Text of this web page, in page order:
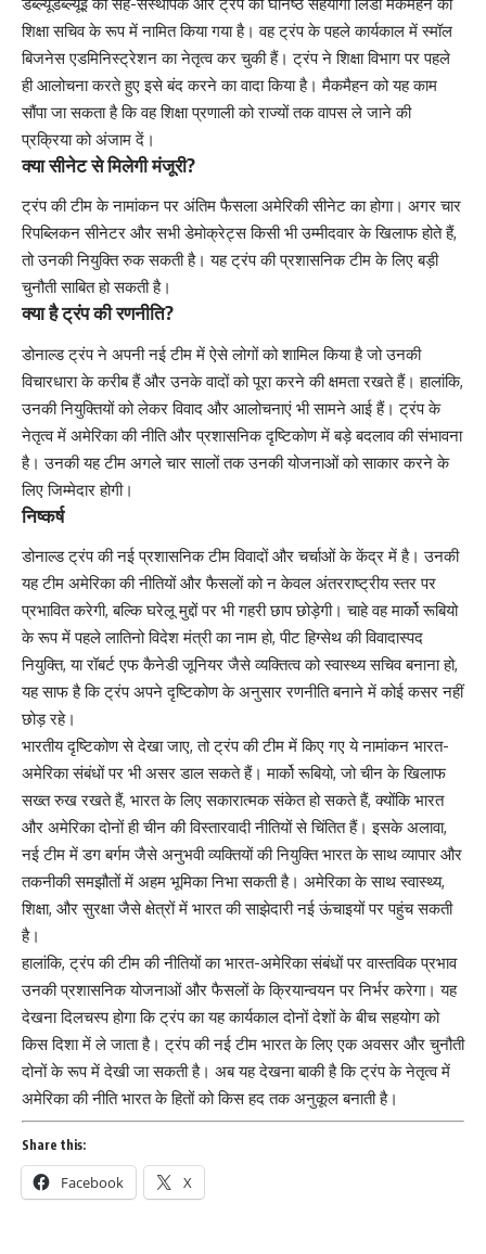
शिक्षा सचिव के रूप में नामित किया गया है। वह ट्रंप के पहले कार्यकाल में स्मॉल
बिजनेस एडमिनिस्ट्रेशन का नेतृत्व कर चुकी हैं। ट्रंप ने शिक्षा विभाग पर पहले
ही आलोचना करते हुए इसे बंद करने का वादा किया है। मैकमैहन को यह काम
सौंपा जा सकता है कि वह शिक्षा प्रणाली को राज्यों तक वापस ले जाने की
प्रक्रिया को अंजाम दें।
क्या सीनेट से मिलेगी मंजूरी?
ट्रंप की टीम के नामांकन पर अंतिम फैसला अमेरिकी सीनेट का होगा। अगर चार
रिपब्लिकन सीनेटर और सभी डेमोक्रेट्स किसी भी उम्मीदवार के खिलाफ होते हैं,
तो उनकी नियुक्ति रुक सकती है। यह ट्रंप की प्रशासनिक टीम के लिए बड़ी
चुनौती साबित हो सकती है।
क्या है ट्रंप की रणनीति?
डोनाल्ड ट्रंप ने अपनी नई टीम में ऐसे लोगों को शामिल किया है जो उनकी
विचारधारा के करीब हैं और उनके वादों को पूरा करने की क्षमता रखते हैं। हालांकि,
उनकी नियुक्तियों को लेकर विवाद और आलोचनाएं भी सामने आई हैं। ट्रंप के
नेतृत्व में अमेरिका की नीति और प्रशासनिक दृष्टिकोण में बड़े बदलाव की संभावना
है। उनकी यह टीम अगले चार सालों तक उनकी योजनाओं को साकार करने के
लिए जिम्मेदार होगी।
निष्कर्ष
डोनाल्ड ट्रंप की नई प्रशासनिक टीम विवादों और चर्चाओं के केंद्र में है। उनकी
यह टीम अमेरिका की नीतियों और फैसलों को न केवल अंतरराष्ट्रीय स्तर पर
प्रभावित करेगी, बल्कि घरेलू मुद्दों पर भी गहरी छाप छोड़ेगी। चाहे वह मार्को रूबियो
के रूप में पहले लातिनो विदेश मंत्री का नाम हो, पीट हिग्सेथ की विवादास्पद
नियुक्ति, या रॉबर्ट एफ कैनेडी जूनियर जैसे व्यक्तित्व को स्वास्थ्य सचिव बनाना हो,
यह साफ है कि ट्रंप अपने दृष्टिकोण के अनुसार रणनीति बनाने में कोई कसर नहीं
छोड़ रहे।
भारतीय दृष्टिकोण से देखा जाए, तो ट्रंप की टीम में किए गए ये नामांकन भारत-
अमेरिका संबंधों पर भी असर डाल सकते हैं। मार्को रूबियो, जो चीन के खिलाफ
सख्त रुख रखते हैं, भारत के लिए सकारात्मक संकेत हो सकते हैं, क्योंकि भारत
और अमेरिका दोनों ही चीन की विस्तारवादी नीतियों से चिंतित हैं। इसके अलावा,
नई टीम में डग बर्गम जैसे अनुभवी व्यक्तियों की नियुक्ति भारत के साथ व्यापार और
तकनीकी समझौतों में अहम भूमिका निभा सकती है। अमेरिका के साथ स्वास्थ्य,
शिक्षा, और सुरक्षा जैसे क्षेत्रों में भारत की साझेदारी नई ऊंचाइयों पर पहुंच सकती
है।
हालांकि, ट्रंप की टीम की नीतियों का भारत-अमेरिका संबंधों पर वास्तविक प्रभाव
उनकी प्रशासनिक योजनाओं और फैसलों के क्रियान्वयन पर निर्भर करेगा। यह
देखना दिलचस्प होगा कि ट्रंप का यह कार्यकाल दोनों देशों के बीच सहयोग को
किस दिशा में ले जाता है। ट्रंप की नई टीम भारत के लिए एक अवसर और चुनौती
दोनों के रूप में देखी जा सकती है। अब यह देखना बाकी है कि ट्रंप के नेतृत्व में
अमेरिका की नीति भारत के हितों को किस हद तक अनुकूल बनाती है।
Share this:
Facebook X